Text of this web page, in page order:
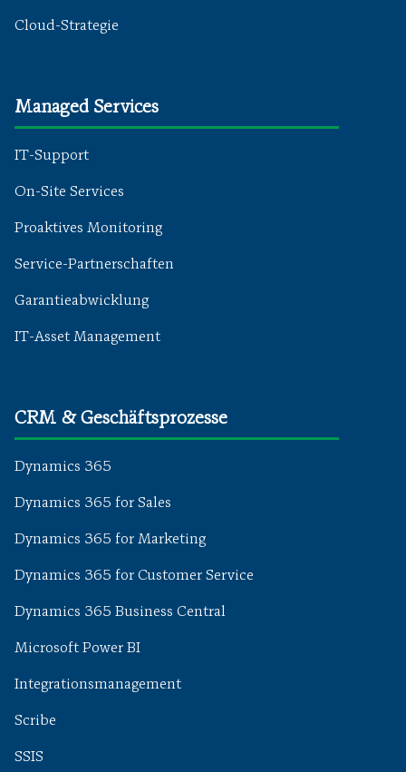
Cloud-Strategie
Managed Services
IT-Support
On-Site Services
Proaktives Monitoring
Service-Partnerschaften
Garantieabwicklung
IT-Asset Management
CRM & Geschäftsprozesse
Dynamics 365
Dynamics 365 for Sales
Dynamics 365 for Marketing
Dynamics 365 for Customer Service
Dynamics 365 Business Central
Microsoft Power BI
Integrationsmanagement
Scribe
SSIS